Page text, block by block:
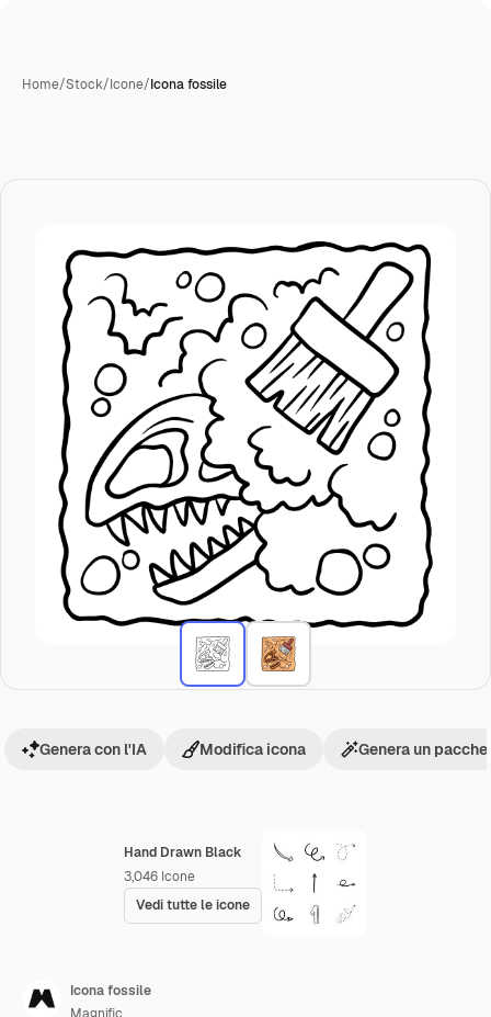
Home/Stock/Icone/Icona fossile
Hand Drawn Black
3,046 Icone
Vedi tutte le icone
Genera con l'IA Modifica icona Genera un
Icona fossile